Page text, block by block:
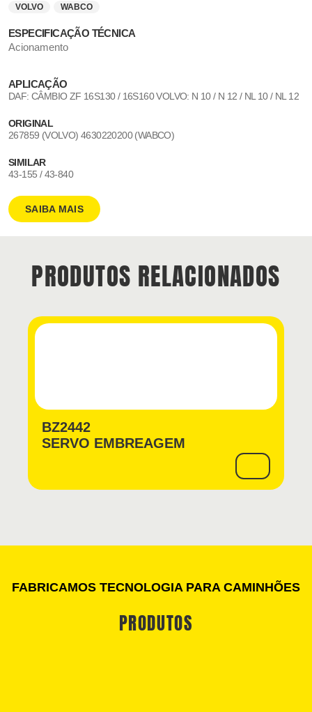
VOLVO WABCO
ESPECIFICAÇÃO TÉCNICA
Acionamento
APLICAÇÃO
DAF: CÂMBIO ZF 16S130 / 16S160 VOLVO: N 10 / N 12 / NL 10 / NL 12
ORIGINAL
267859 (VOLVO) 4630220200 (WABCO)
SIMILAR
43-155 / 43-840
SAIBA MAIS
PRODUTOS RELACIONADOS
BZ2442
SERVO EMBREAGEM
FABRICAMOS TECNOLOGIA PARA CAMINHÕES
PRODUTOS